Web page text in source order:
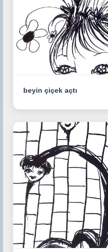
beyin çiçek açtı